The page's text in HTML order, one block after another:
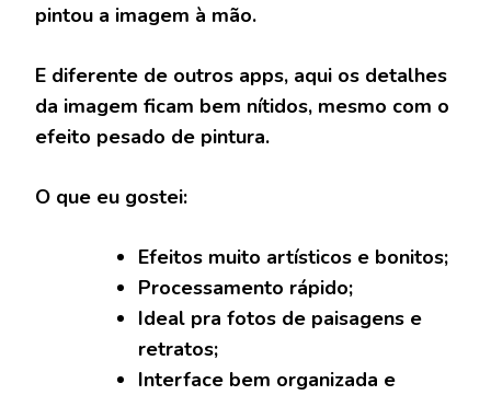
pintou a imagem à mão.
E diferente de outros apps, aqui os detalhes
da imagem ficam bem nítidos, mesmo com o
efeito pesado de pintura.
O que eu gostei:
Efeitos muito artísticos e bonitos;
Processamento rápido;
Ideal pra fotos de paisagens e
retratos;
Interface bem organizada e